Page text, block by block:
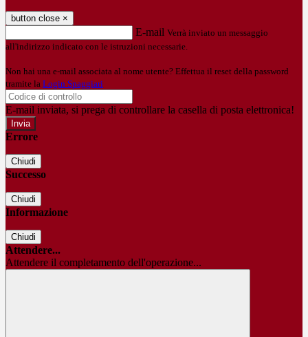
button close ×
E-mail Verrà inviato un messaggio
all'indirizzo indicato con le istruzioni necessarie.
Non hai una e-mail associata al nome utente? Effettua il reset della password
tramite la Login Spaggiari
E-mail inviata, si prega di controllare la casella di posta elettronica!
Errore
Chiudi
Successo
Chiudi
Informazione
Chiudi
Attendere...
Attendere il completamento dell'operazione...